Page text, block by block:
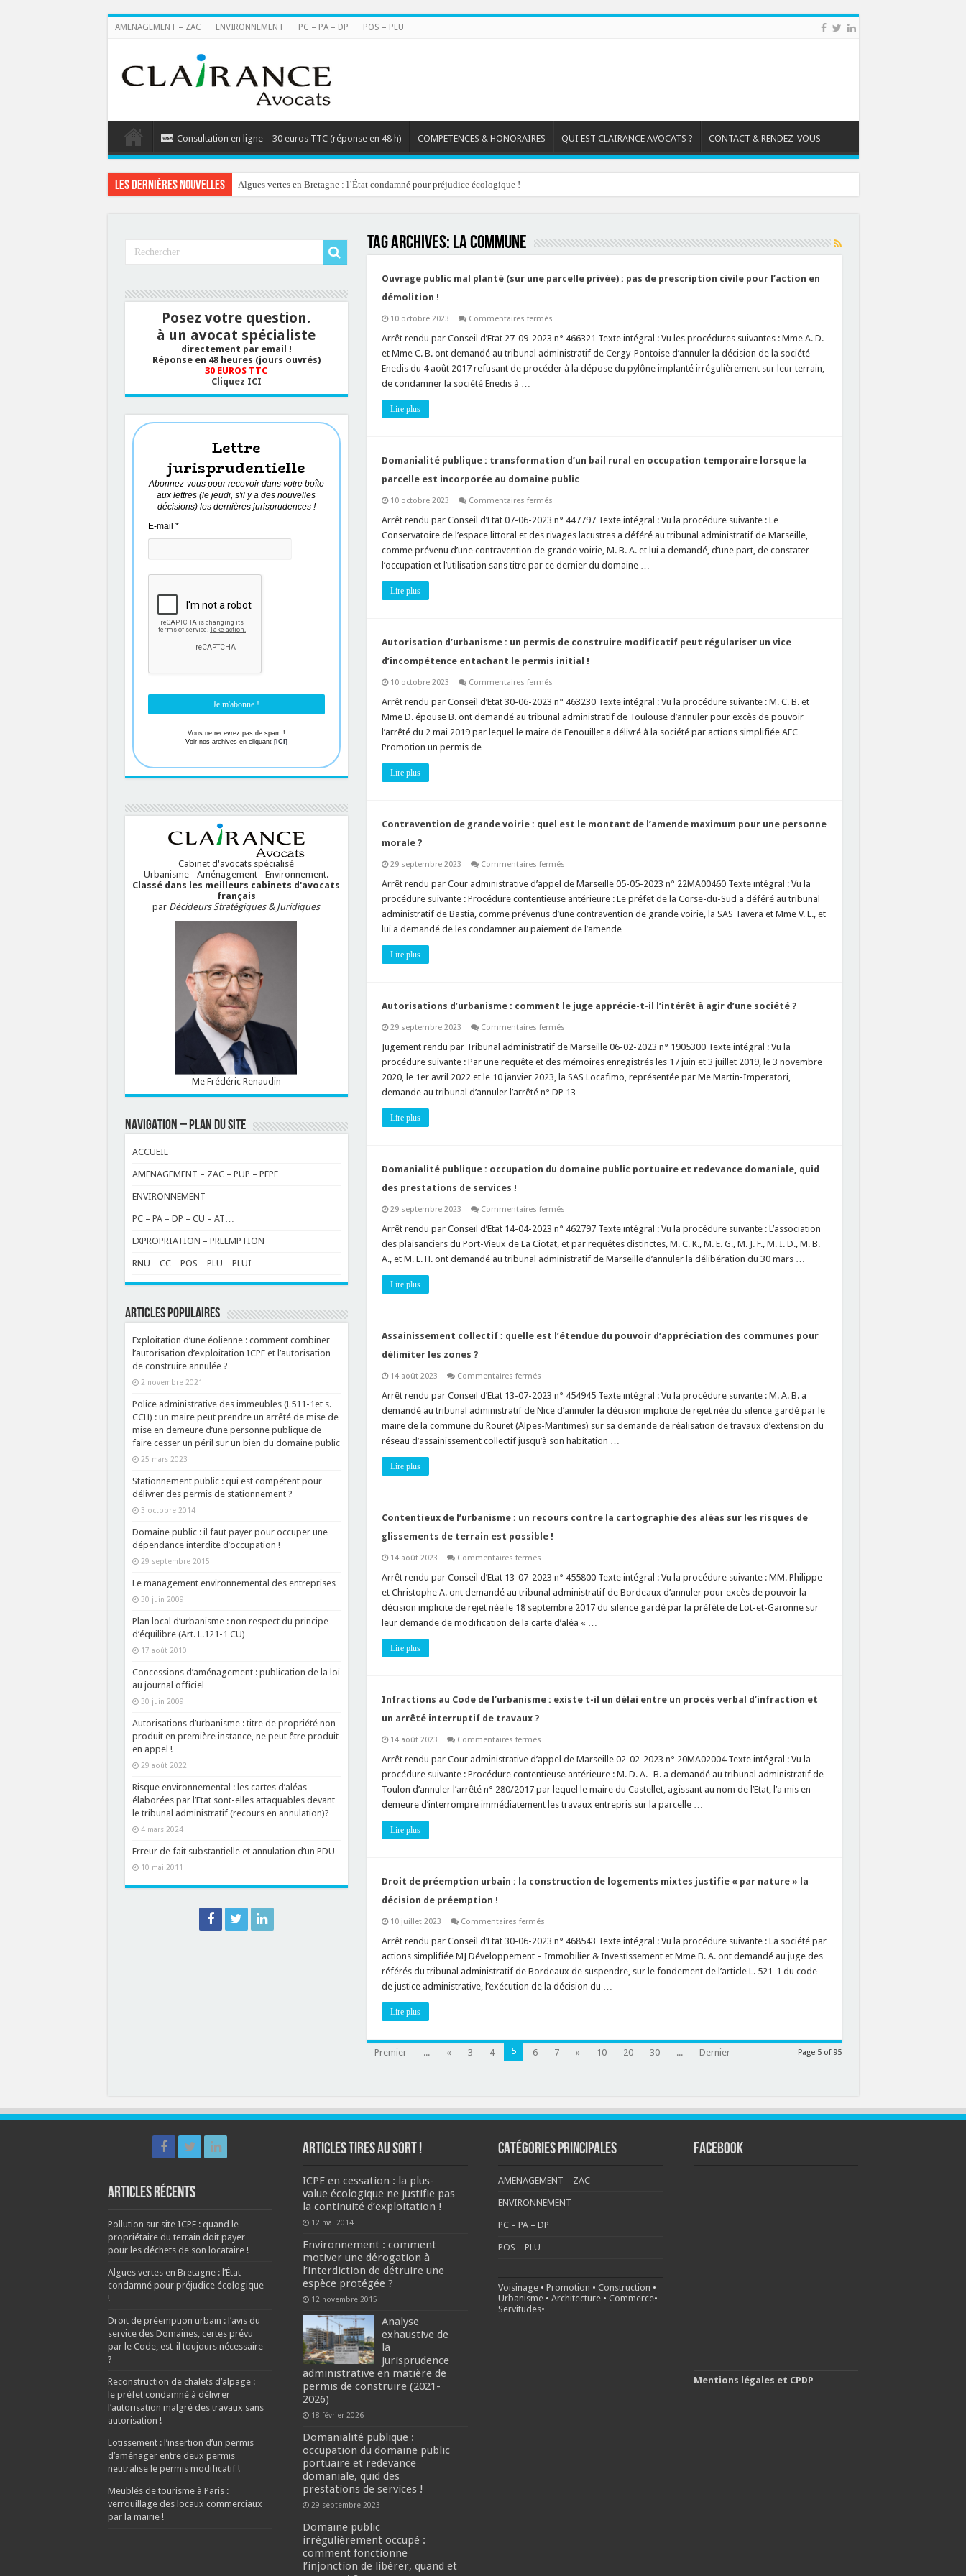
AMENAGEMENT – ZAC ENVIRONNEMENT PC – PA – DP POS – PLU
Consultation en ligne – 30 euros TTC (réponse en 48 h) COMPETENCES & HONORAIRES QUI EST CLAIRANCE AVOCATS ? CONTACT & RENDEZ-VOUS
Les dernières nouvelles Algues vertes en Bretagne : l’État condamné pour préjudice écologique !
Tag Archives: la COMMUNE
Ouvrage public mal planté (sur une parcelle privée) : pas de prescription civile pour l’action en
démolition !
10 octobre 2023 Commentaires ferméssur
public
planté
(sur
une
l’action
démolition
!
Arrêt rendu par Conseil d’Etat 27-09-2023 n° 466321 Texte intégral : Vu les procédures suivantes : Mme A. D.
et Mme C. B. ont demandé au tribunal administratif de Cergy-Pontoise d’annuler la décision de la société
Enedis du 4 août 2017 refusant de procéder à la dépose du pylône implanté irrégulièrement sur leur terrain,
de condamner la société Enedis à …
Lire plus
Domanialité publique : transformation d’un bail rural en occupation temporaire lorsque la
parcelle est incorporée au domaine public
10 octobre 2023 Commentaires ferméssur
publique
transformation
d’un
bail
rural
incorporée
domaine
Arrêt rendu par Conseil d’Etat 07-06-2023 n° 447797 Texte intégral : Vu la procédure suivante : Le
Conservatoire de l’espace littoral et des rivages lacustres a déféré au tribunal administratif de Marseille,
comme prévenu d’une contravention de grande voirie, M. B. A. et lui a demandé, d’une part, de constater
l’occupation et l’utilisation sans titre par ce dernier du domaine …
Lire plus
Autorisation d’urbanisme : un permis de construire modificatif peut régulariser un vice
d’incompétence entachant le permis initial !
10 octobre 2023 Commentaires ferméssur
d’urbanisme
un
permis
de
le
Arrêt rendu par Conseil d’Etat 30-06-2023 n° 463230 Texte intégral : Vu la procédure suivante : M. C. B. et
Mme D. épouse B. ont demandé au tribunal administratif de Toulouse d’annuler pour excès de pouvoir
l’arrêté du 2 mai 2019 par lequel le maire de Fenouillet a délivré à la société par actions simplifiée AFC
Promotion un permis de …
Lire plus
Contravention de grande voirie : quel est le montant de l’amende maximum pour une personne
morale ?
29 septembre 2023 Commentaires ferméssur
de
voirie
:
quel
est
personne
morale
Arrêt rendu par Cour administrative d’appel de Marseille 05-05-2023 n° 22MA00460 Texte intégral : Vu la
procédure suivante : Procédure contentieuse antérieure : Le préfet de la Corse-du-Sud a déféré au tribunal
administratif de Bastia, comme prévenus d’une contravention de grande voirie, la SAS Tavera et Mme V. E., et
lui a demandé de les condamner au paiement de l’amende …
Lire plus
Autorisations d’urbanisme : comment le juge apprécie-t-il l’intérêt à agir d’une société ?
29 septembre 2023 Commentaires ferméssur
d’urbanisme
comment
le
juge
apprécie-
?
Jugement rendu par Tribunal administratif de Marseille 06-02-2023 n° 1905300 Texte intégral : Vu la
procédure suivante : Par une requête et des mémoires enregistrés les 17 juin et 3 juillet 2019, le 3 novembre
2020, le 1er avril 2022 et le 10 janvier 2023, la SAS Locafimo, représentée par Me Martin-Imperatori,
demande au tribunal d’annuler l’arrêté n° DP 13 …
Lire plus
Domanialité publique : occupation du domaine public portuaire et redevance domaniale, quid
des prestations de services !
29 septembre 2023 Commentaires ferméssur
publique
occupation
du
domaine
des
prestations
Arrêt rendu par Conseil d’Etat 14-04-2023 n° 462797 Texte intégral : Vu la procédure suivante : L’association
des plaisanciers du Port-Vieux de La Ciotat, et par requêtes distinctes, M. C. K., M. E. G., M. J. F., M. I. D., M. B.
A., et M. L. H. ont demandé au tribunal administratif de Marseille d’annuler la délibération du 30 mars …
Lire plus
Assainissement collectif : quelle est l’étendue du pouvoir d’appréciation des communes pour
délimiter les zones ?
14 août 2023 Commentaires ferméssur
collectif
quelle
est
l’étendue
du
zones
Arrêt rendu par Conseil d’Etat 13-07-2023 n° 454945 Texte intégral : Vu la procédure suivante : M. A. B. a
demandé au tribunal administratif de Nice d’annuler la décision implicite de rejet née du silence gardé par le
maire de la commune du Rouret (Alpes-Maritimes) sur sa demande de réalisation de travaux d’extension du
réseau d’assainissement collectif jusqu’à son habitation …
Lire plus
Contentieux de l’urbanisme : un recours contre la cartographie des aléas sur les risques de
glissements de terrain est possible !
14 août 2023 Commentaires ferméssur
de
:
un
recours
contre
de
possible
Arrêt rendu par Conseil d’Etat 13-07-2023 n° 455800 Texte intégral : Vu la procédure suivante : MM. Philippe
et Christophe A. ont demandé au tribunal administratif de Bordeaux d’annuler pour excès de pouvoir la
décision implicite de rejet née le 18 septembre 2017 du silence gardé par la préfète de Lot-et-Garonne sur
leur demande de modification de la carte d’aléa « …
Lire plus
Infractions au Code de l’urbanisme : existe t-il un délai entre un procès verbal d’infraction et
un arrêté interruptif de travaux ?
14 août 2023 Commentaires ferméssur
au
Code
de
l’urbanisme
:
existe
verbal
interruptif
travaux
Arrêt rendu par Cour administrative d’appel de Marseille 02-02-2023 n° 20MA02004 Texte intégral : Vu la
procédure suivante : Procédure contentieuse antérieure : M. D. A.- B. a demandé au tribunal administratif de
Toulon d’annuler l’arrêté n° 280/2017 par lequel le maire du Castellet, agissant au nom de l’Etat, l’a mis en
demeure d’interrompre immédiatement les travaux entrepris sur la parcelle …
Lire plus
Droit de préemption urbain : la construction de logements mixtes justifie « par nature » la
décision de préemption !
10 juillet 2023 Commentaires ferméssur
de
urbain
:
la
construction
nature »
Arrêt rendu par Conseil d’Etat 30-06-2023 n° 468543 Texte intégral : Vu la procédure suivante : La société par
actions simplifiée MJ Développement – Immobilier & Investissement et Mme B. A. ont demandé au juge des
référés du tribunal administratif de Bordeaux de suspendre, sur le fondement de l’article L. 521-1 du code
de justice administrative, l’exécution de la décision du …
Lire plus
Page 5 of 95
Premier ... « 3 4 5 6 7 » 10 20 30 ... Dernier
Posez votre question.
à un avocat spécialiste
directement par email !
Réponse en 48 heures (jours ouvrés)
30 EUROS TTC
Cliquez ICI
Lettre
jurisprudentielle
Abonnez-vous pour recevoir dans votre boîte
aux lettres (le jeudi, s'il y a des nouvelles
décisions) les dernières jurisprudences !
E-mail *
Vous ne recevrez pas de spam !
Voir nos archives en cliquant [ICI]
Cabinet d'avocats spécialisé
Urbanisme - Aménagement - Environnement.
Classé dans les meilleurs cabinets d'avocats
français
par Décideurs Stratégiques & Juridiques
Me Frédéric Renaudin
NAVIGATION – PLAN DU SITE
ACCUEIL
AMENAGEMENT – ZAC – PUP – PEPE
ENVIRONNEMENT
PC – PA – DP – CU – AT…
EXPROPRIATION – PREEMPTION
RNU – CC – POS – PLU – PLUI
ARTICLES POPULAIRES
Exploitation d’une éolienne : comment combiner
l’autorisation d’exploitation ICPE et l’autorisation
de construire annulée ?
2 novembre 2021
Police administrative des immeubles (L511-1et s.
CCH) : un maire peut prendre un arrêté de mise de
mise en demeure d’une personne publique de
faire cesser un péril sur un bien du domaine public
25 mars 2023
Stationnement public : qui est compétent pour
délivrer des permis de stationnement ?
3 octobre 2014
Domaine public : il faut payer pour occuper une
dépendance interdite d’occupation !
29 septembre 2015
Le management environnemental des entreprises
30 juin 2009
Plan local d’urbanisme : non respect du principe
d’équilibre (Art. L.121-1 CU)
17 août 2010
Concessions d’aménagement : publication de la loi
au journal officiel
30 juin 2009
Autorisations d’urbanisme : titre de propriété non
produit en première instance, ne peut être produit
en appel !
29 août 2022
Risque environnemental : les cartes d’aléas
élaborées par l’Etat sont-elles attaquables devant
le tribunal administratif (recours en annulation)?
4 mars 2024
Erreur de fait substantielle et annulation d’un PDU
10 mai 2011
Articles récents
Pollution sur site ICPE : quand le
propriétaire du terrain doit payer
pour les déchets de son locataire !
Algues vertes en Bretagne : l’État
condamné pour préjudice écologique
!
Droit de préemption urbain : l’avis du
service des Domaines, certes prévu
par le Code, est-il toujours nécessaire
?
Reconstruction de chalets d’alpage :
le préfet condamné à délivrer
l’autorisation malgré des travaux sans
autorisation !
Lotissement : l’insertion d’un permis
d’aménager entre deux permis
neutralise le permis modificatif !
Meublés de tourisme à Paris :
verrouillage des locaux commerciaux
par la mairie !
ARTICLES TIRES AU SORT !
ICPE en cessation : la plus-
value écologique ne justifie pas
la continuité d’exploitation !
12 mai 2014
Environnement : comment
motiver une dérogation à
l’interdiction de détruire une
espèce protégée ?
12 novembre 2015
Analyse
exhaustive de
la
jurisprudence
administrative en matière de
permis de construire (2021-
2026)
18 février 2026
Domanialité publique :
occupation du domaine public
portuaire et redevance
domaniale, quid des
prestations de services !
29 septembre 2023
Domaine public
irrégulièrement occupé :
comment fonctionne
l’injonction de libérer, quand et
CATÉGORIES PRINCIPALES
AMENAGEMENT – ZAC
ENVIRONNEMENT
PC – PA – DP
POS – PLU
Voisinage• Promotion • Construction •
Urbanisme• Architecture• Commerce•
Servitudes•
FACEBOOK
Mentions légales et CPDP